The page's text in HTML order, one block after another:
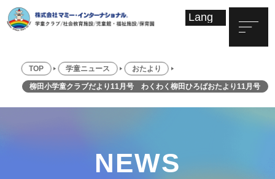
TOP 学童ニュース おたより
柳田小学童クラブだより11月号 わくわく柳田ひろばおたより11月号
NEWS